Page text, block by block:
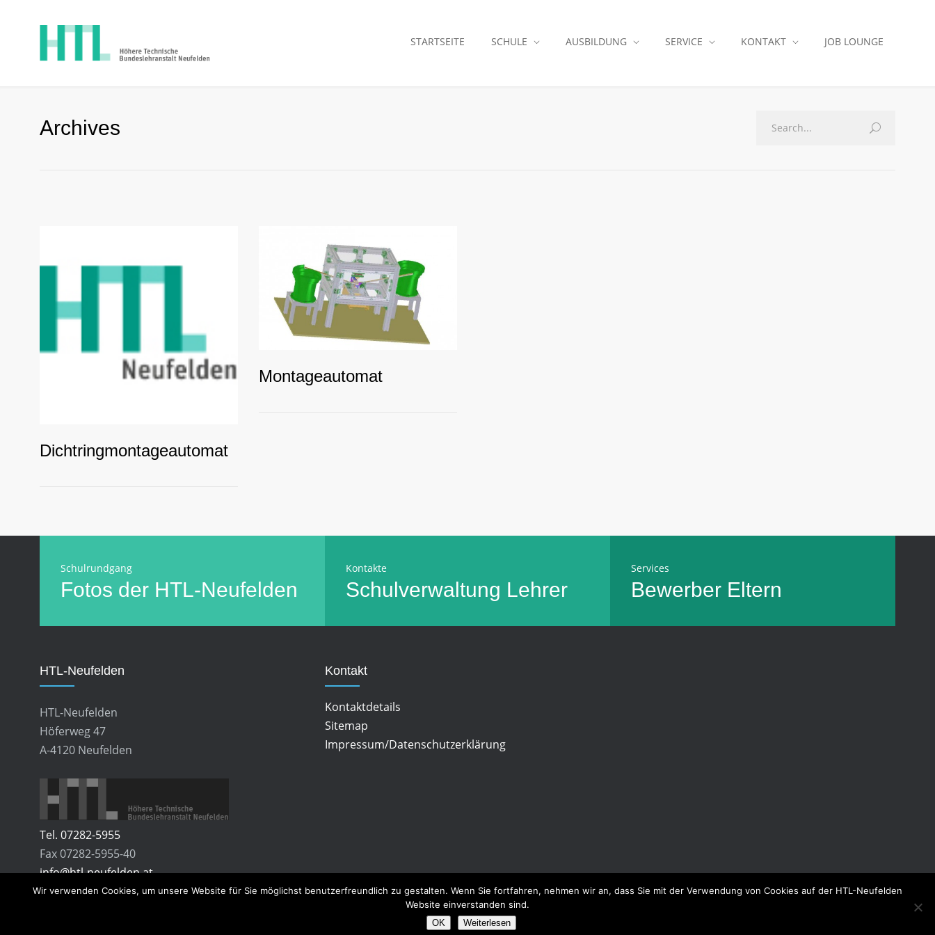
STARTSEITE SCHULE AUSBILDUNG SERVICE KONTAKT JOB LOUNGE
Archives
Dichtringmontageautomat
Montageautomat
Schulrundgang
Fotos der HTL-Neufelden
Kontakte
Schulverwaltung Lehrer
Services
Bewerber Eltern
HTL-Neufelden
HTL-Neufelden
Höferweg 47
A-4120 Neufelden
Tel. 07282-5955
Fax 07282-5955-40
info@htl-neufelden.at
Kontakt
Kontaktdetails
Sitemap
Impressum/Datenschutzerklärung
Wir verwenden Cookies, um unsere Website für Sie möglichst benutzerfreundlich zu gestalten. Wenn Sie fortfahren, nehmen wir an, dass Sie mit der Verwendung von Cookies auf der HTL-Neufelden
Website einverstanden sind.
OK Weiterlesen